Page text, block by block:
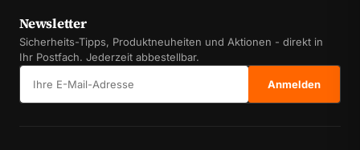
Newsletter
Sicherheits-Tipps, Produktneuheiten und Aktionen - direkt in
Ihr Postfach. Jederzeit abbestellbar.
Anmelden